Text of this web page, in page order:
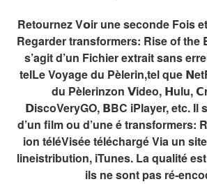
Retournez V𝗼ir une seconde Fois
Regarder transformers: Rise of the
s’agit d’un Fichier extrait sans
telLe Voyage du Pèlerin,tel que
du Pèlerinzon 𝗩ideo, 𝗛ulu,
𝗗iscoVeryGO, 𝗕BC iPlayer, etc. Il
d’un film ou d’une é transformers:
ion téléVisée téléchargé Via un
lineistribution, iTunes. La qualité
ils ne sont pas ré-